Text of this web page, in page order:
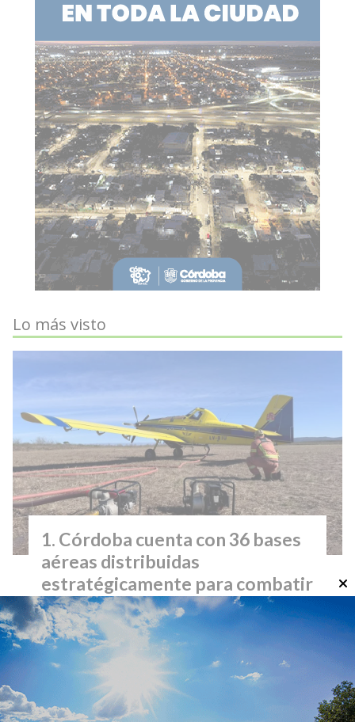
Lo más visto
Córdoba cuenta con 36 bases
aéreas distribuidas
estratégicamente para combatir
incendios